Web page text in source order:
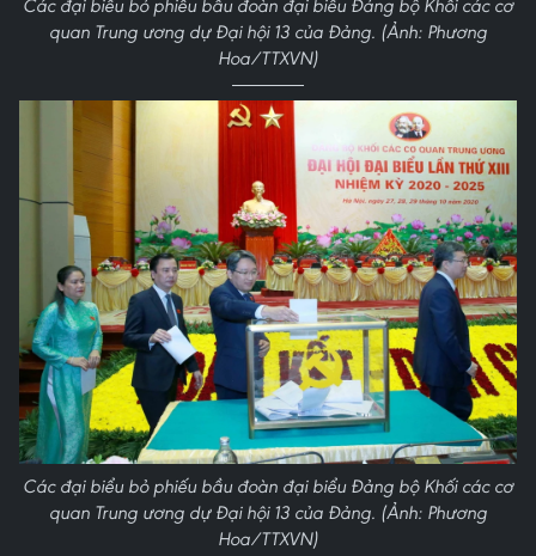
Các đại biểu bỏ phiếu bầu đoàn đại biểu Đảng bộ Khối các cơ
quan Trung ương dự Đại hội 13 của Đảng. (Ảnh: Phương
Hoa/TTXVN)
Các đại biểu bỏ phiếu bầu đoàn đại biểu Đảng bộ Khối các cơ
quan Trung ương dự Đại hội 13 của Đảng. (Ảnh: Phương
Hoa/TTXVN)